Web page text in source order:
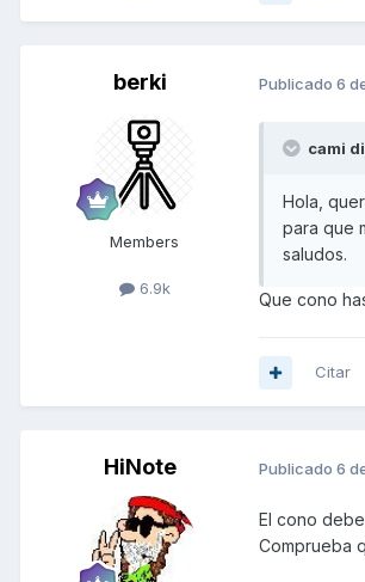
berki
Members
6.9k
Publicado 6
cami
Hola,
para que
saludos.
Que cono
Citar
HiNote Publicado 6
El cono
Comprueba